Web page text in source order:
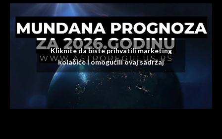
Kliknite da biste prihvatili marketing
kolačiće i omogućili ovaj sadržaj